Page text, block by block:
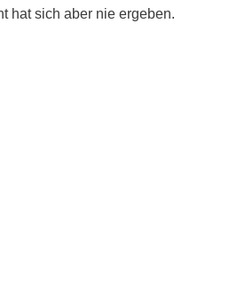
hat sich aber nie ergeben.